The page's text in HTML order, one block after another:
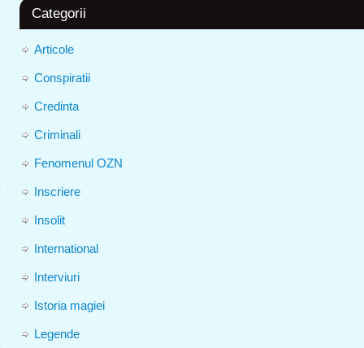
Categorii
Articole
Conspiratii
Credinta
Criminali
Fenomenul OZN
Inscriere
Insolit
International
Interviuri
Istoria magiei
Legende